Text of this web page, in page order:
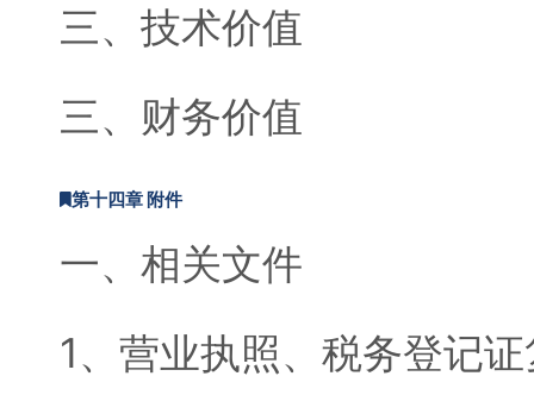
三、技术价值
三、财务价值
第十四章 附件
一、相关文件
1、营业执照、税务登记